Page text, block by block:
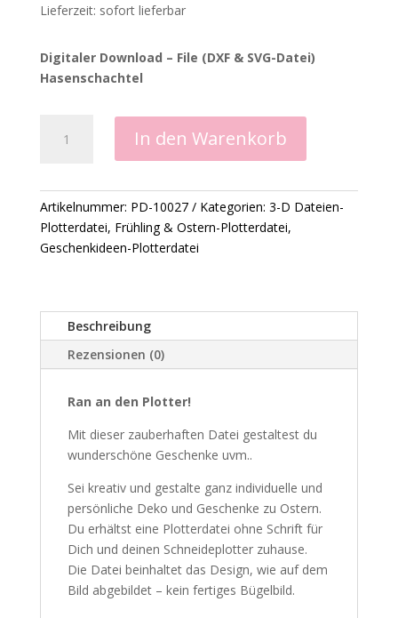
Lieferzeit: sofort lieferbar
Digitaler Download – File (DXF & SVG-Datei)
Hasenschachtel
Osterhasenschachtel
In den Warenkorb
Artikelnummer: PD-10027 Kategorien: 3-D Dateien-
Plotterdatei, Frühling & Ostern-Plotterdatei,
Geschenkideen-Plotterdatei
Beschreibung
Rezensionen (0)
Ran an den Plotter!
Mit dieser zauberhaften Datei gestaltest du
wunderschöne Geschenke uvm..
Sei kreativ und gestalte ganz individuelle und
persönliche Deko und Geschenke zu Ostern.
Du erhältst eine Plotterdatei ohne Schrift für
Dich und deinen Schneideplotter zuhause.
Die Datei beinhaltet das Design, wie auf dem
Bild abgebildet – kein fertiges Bügelbild.